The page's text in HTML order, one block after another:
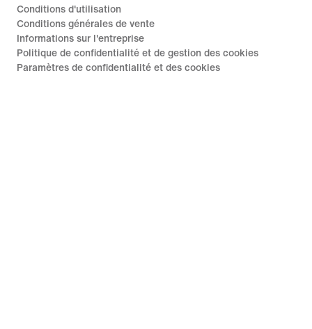
Conditions d'utilisation
Conditions générales de vente
Informations sur l'entreprise
Politique de confidentialité et de gestion des cookies
Paramètres de confidentialité et des cookies